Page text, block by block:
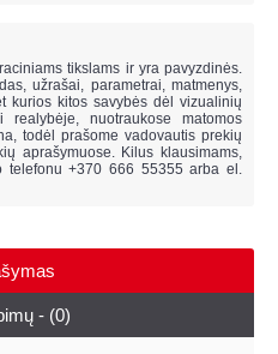
tikslams ir yra pavyzdinės.
užrašai, parametrai, matmenys,
kurios kitos savybės dėl vizualinių
realybėje, nuotraukose matomos
todėl prašome vadovautis prekių
aprašymuose. Kilus klausimams,
telefonu +370 666 55355 arba el.
- (0)